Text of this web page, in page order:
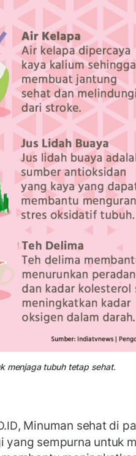
menjaga tubuh tetap sehat.
, Minuman sehat di
yang sempurna untuk